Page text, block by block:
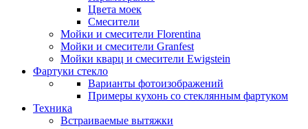
Цвета моек
Смесители
Мойки и смесители Florentina
Мойки и смесители Granfest
Мойки кварц и смесители Ewigstein
Фартуки стекло
Варианты фотоизображений
Примеры кухонь со стеклянным фартуком
Техника
Встраиваемые вытяжки